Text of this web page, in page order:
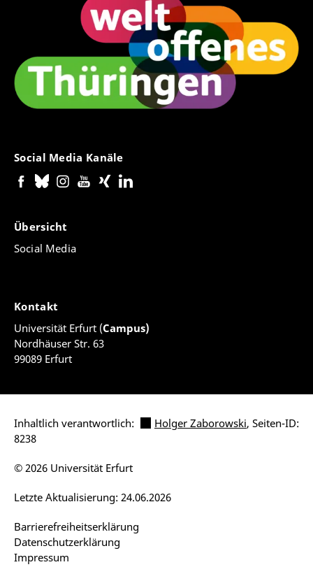
Social Media Kanäle
Übersicht
Social Media
Kontakt
Universität Erfurt (Campus)
Nordhäuser Str. 63
99089 Erfurt
Inhaltlich verantwortlich: Holger Zaborowski, Seiten-ID:
8238
Barrierefreiheitserklärung
Datenschutzerklärung
Impressum
Letzte Aktualisierung: 24.06.2026
© 2026 Universität Erfurt